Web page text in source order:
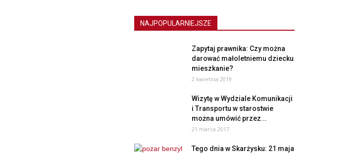
NAJPOPULARNIEJSZE
Zapytaj prawnika: Czy można
darować małoletniemu dziecku
mieszkanie?
2 kwietnia 2019
Wizytę w Wydziale Komunikacji
i Transportu w starostwie
można umówić przez...
21 marca 2017
Tego dnia w Skarżysku: 21 maja